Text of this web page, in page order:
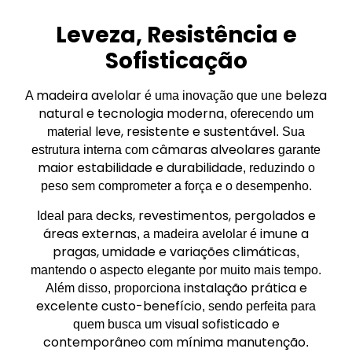
Leveza, Resistência e
Sofisticação
A madeira avelolar é uma inovação que une beleza
natural e tecnologia moderna, oferecendo um
material leve, resistente e sustentável. Sua
estrutura interna com câmaras alveolares garante
maior estabilidade e durabilidade, reduzindo o
peso sem comprometer a força e o desempenho.
Ideal para decks, revestimentos, pergolados e
áreas externas, a madeira avelolar é imune a
pragas, umidade e variações climáticas,
mantendo o aspecto elegante por muito mais tempo.
Além disso, proporciona instalação prática e
excelente custo-benefício, sendo perfeita para
quem busca um visual sofisticado e
contemporâneo com mínima manutenção.